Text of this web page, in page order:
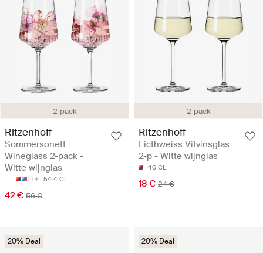
2-pack
Ritzenhoff
Sommersonett
Wineglass 2-pack -
Witte wijnglas
54.4 CL
42 € 56 €
2-pack
Ritzenhoff
Licthweiss Vitvinsglas
2-p - Witte wijnglas
40 CL
18 € 24 €
20% Deal 20% Deal